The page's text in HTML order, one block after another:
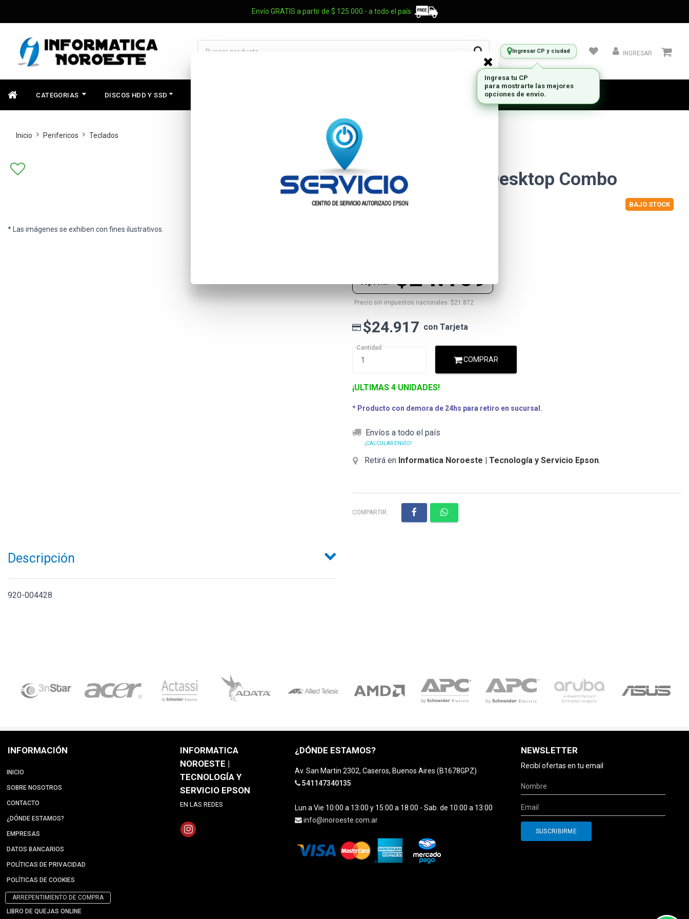
Envío GRATIS a partir de $ 125.000.- a todo el país
Ingresar CP y ciudad INGRESAR
CATEGORIAS DISCOS HDD Y SSD
Inicio Perifericos Teclados
* Las imágenes se exhiben con fines ilustrativos.
Logitech Mk120 Desktop Combo
010520074 BAJO STOCK
$24.169
especial
Precio sin impuestos nacionales: $21.872
$24.917 con Tarjeta
Cantidad
COMPRAR
¡ULTIMAS 4 UNIDADES!
* Producto con demora de 24hs para retiro en sucursal.
Envíos a todo el país
¡CALCULAR ENVÍO!
Retirá en Informatica Noroeste | Tecnología y Servicio Epson.
COMPARTIR:
Descripción
920-004428
INFORMACIÓN
INICIO
SOBRE NOSOTROS
CONTACTO
¿DÓNDE ESTAMOS?
EMPRESAS
DATOS BANCARIOS
POLÍTICAS DE PRIVACIDAD
POLÍTICAS DE COOKIES
ARREPENTIMIENTO DE COMPRA
LIBRO DE QUEJAS ONLINE
INFORMATICA
NOROESTE |
TECNOLOGÍA Y
SERVICIO EPSON
EN LAS REDES
¿DÓNDE ESTAMOS?
Av. San Martin 2302, Caseros, Buenos Aires (B1678GPZ)
541147340135
Lun a Vie 10:00 a 13:00 y 15:00 a 18:00 - Sab. de 10:00 a 13:00
info@inoroeste.com.ar
NEWSLETTER
Recibí ofertas en tu email
Ingresa tu CP
para mostrarte las mejores
opciones de envío.